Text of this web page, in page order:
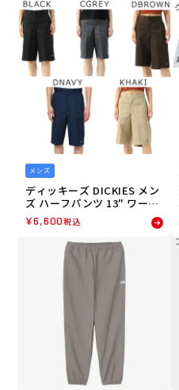
メンズ
ディッキーズ DICKIES メン
ズ ハーフパンツ 13" ワーク
ショーツ ルーズフィット "4
2283" DS0002 26FA
¥6,600税込